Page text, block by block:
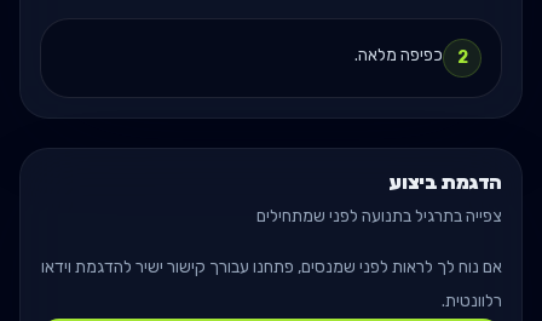
2 כפיפה מלאה.
הדגמת ביצוע
צפייה בתרגיל בתנועה לפני שמתחילים
אם נוח לך לראות לפני שמנסים, פתחנו עבורך קישור ישיר להדגמת וידאו
רלוונטית.